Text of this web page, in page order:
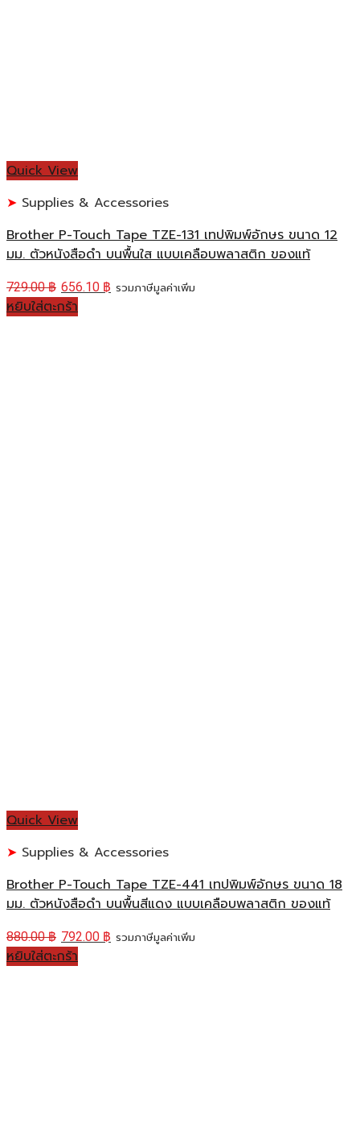
Quick View
Supplies & Accessories
Brother P-Touch Tape TZE-131 เทปพิมพ์อักษร ขนาด 12
มม. ตัวหนังสือดำ บนพื้นใส แบบเคลือบพลาสติก ของแท้
729.00฿ 656.10 ฿ รวมภาษีมูลค่าเพิ่ม
หยิบใส่ตะกร้า
Quick View
Supplies & Accessories
Brother P-Touch Tape TZE-441 เทปพิมพ์อักษร ขนาด 18
มม. ตัวหนังสือดำ บนพื้นสีแดง แบบเคลือบพลาสติก ของแท้
880.00฿ 792.00 ฿ รวมภาษีมูลค่าเพิ่ม
หยิบใส่ตะกร้า